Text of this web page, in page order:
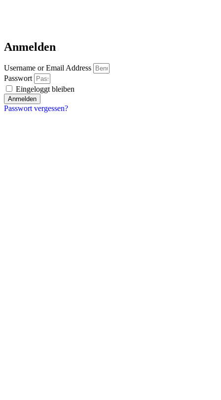
Anmelden
Username or Email Address
Passwort
Eingeloggt bleiben
Anmelden
Passwort vergessen?